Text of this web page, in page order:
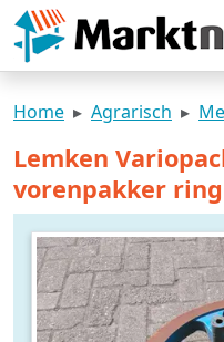
Home Agrarisch
Lemken
vorenpakker